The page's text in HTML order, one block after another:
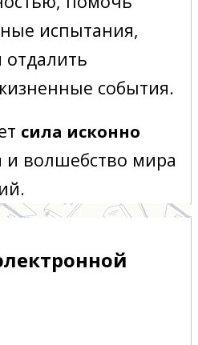
испытания,
события.
сила исконно
и волшебство мира